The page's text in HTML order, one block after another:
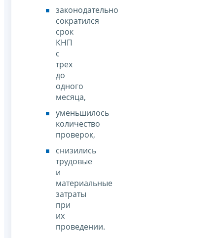
законодательно
сократился
срок
КНП
с
трех
до
одного
месяца,
уменьшилось
количество
проверок,
снизились
трудовые
и
материальные
затраты
при
их
проведении.